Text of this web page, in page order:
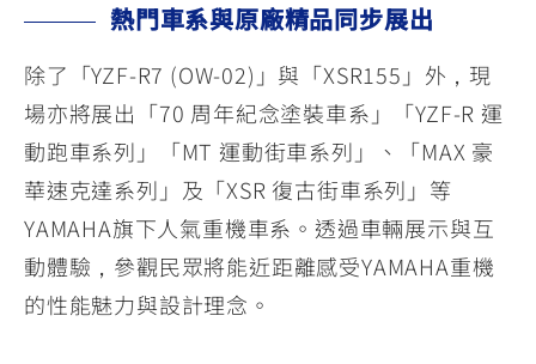
熱門車系與原廠精品同步展出
除了「YZF-R7 (OW-02)」與「XSR155」外，現
場亦將展出「70 周年紀念塗裝車系」「YZF-R 運
動跑車系列」「MT 運動街車系列」、「MAX 豪
華速克達系列」及「XSR 復古街車系列」等
YAMAHA旗下人氣重機車系。透過車輛展示與互
動體驗，參觀民眾將能近距離感受YAMAHA重機
的性能魅力與設計理念。